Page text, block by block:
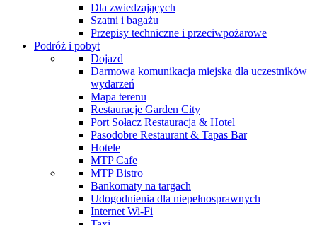
Dla zwiedzających
Szatni i bagażu
Przepisy techniczne i przeciwpożarowe
Podróż i pobyt
Dojazd
Darmowa komunikacja miejska dla uczestników
wydarzeń
Mapa terenu
Restauracje Garden City
Port Sołacz Restauracja & Hotel
Pasodobre Restaurant & Tapas Bar
Hotele
MTP Cafe
MTP Bistro
Bankomaty na targach
Udogodnienia dla niepełnosprawnych
Internet Wi-Fi